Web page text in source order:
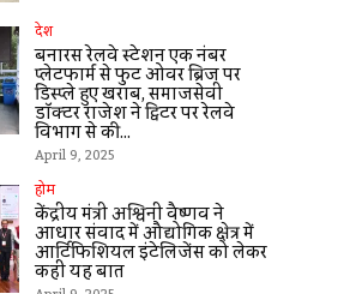
देश
बनारस रेलवे स्टेशन एक नंबर
प्लेटफार्म से फुट ओवर ब्रिज पर
डिस्प्ले हुए खराब, समाजसेवी
डॉक्टर राजेश ने ट्विटर पर रेलवे
विभाग से की...
April 9, 2025
होम
केंद्रीय मंत्री अश्विनी वैष्णव ने
आधार संवाद में औद्योगिक क्षेत्र में
आर्टिफिशियल इंटेलिजेंस को लेकर
कहीं यह बात